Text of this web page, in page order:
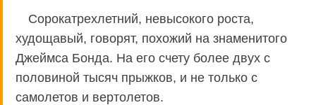
Сорокатрехлетний, невысокого роста,
худощавый, говорят, похожий на знаменитого
Джеймса Бонда. На его счету более двух с
половиной тысяч прыжков, и не только с
самолетов и вертолетов.